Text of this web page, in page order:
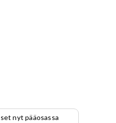
nyt pääosassa